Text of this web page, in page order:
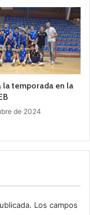
la temporada en la
de 2024
Los campos